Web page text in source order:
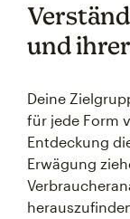
und
Deine
für jede Form
Entdeckung
Erwägung